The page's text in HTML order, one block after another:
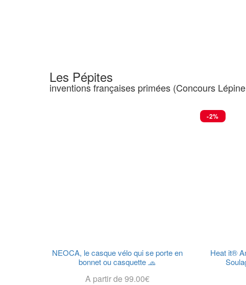
Les Pépites
inventions françaises primées (Concours
NEOCA, le casque vélo qui se porte en
bonnet ou casquette 🧢
A partir de 99.00€
-2%
Heat it®